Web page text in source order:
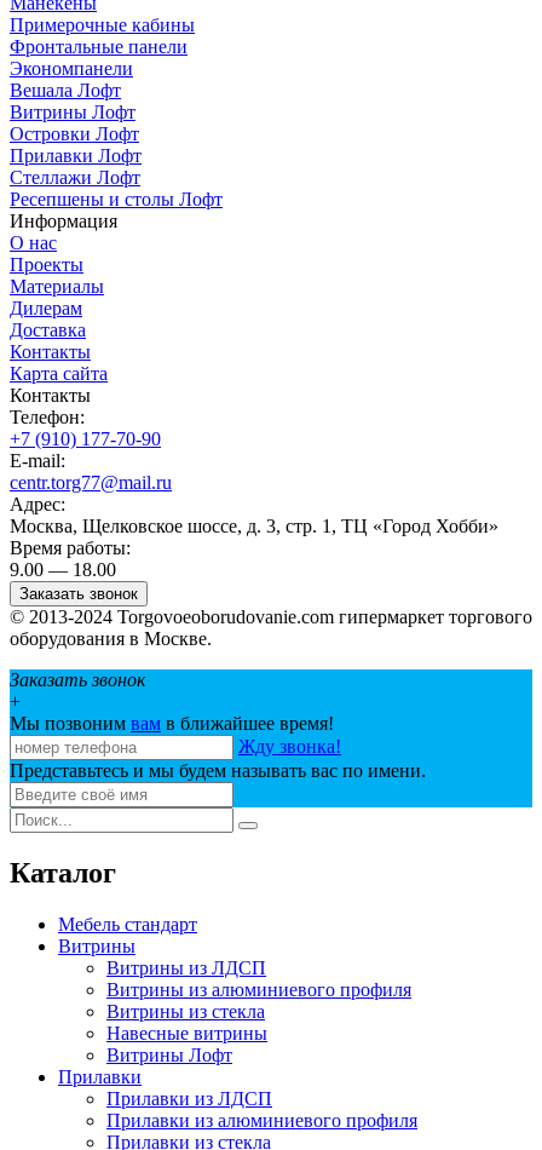
Примерочные кабины
Фронтальные панели
Экономпанели
Вешала Лофт
Витрины Лофт
Островки Лофт
Прилавки Лофт
Стеллажи Лофт
Ресепшены и столы Лофт
Информация
О нас
Проекты
Материалы
Дилерам
Доставка
Контакты
Карта сайта
Контакты
Телефон:
+7 (910) 177-70-90
E-mail:
centr.torg77@mail.ru
Адрес:
Москва, Щелковское шоссе, д. 3, стр. 1, ТЦ «Город Хобби»
Время работы:
9.00 — 18.00
Заказать звонок
© 2013-2024 Torgovoeoborudovanie.com гипермаркет торгового
оборудования в Москве.
Заказать звонок
+
Мы позвоним вам в ближайшее время!
Жду звонка!
Представьтесь и мы будем называть вас по имени.
Каталог
Мебель стандарт
Витрины
Витрины из ЛДСП
Витрины из алюминиевого профиля
Витрины из стекла
Навесные витрины
Витрины Лофт
Прилавки
Прилавки из ЛДСП
Прилавки из алюминиевого профиля
Прилавки из стекла